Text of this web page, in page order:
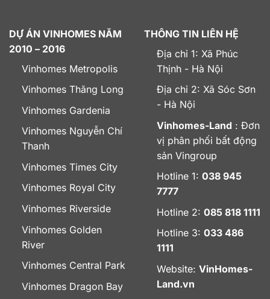
DỰ ÁN VINHOMES NĂM
2010 – 2016
Vinhomes Metropolis
Vinhomes Thăng Long
Vinhomes Gardenia
Vinhomes Nguyễn Chí
Thanh
Vinhomes Times City
Vinhomes Royal City
Vinhomes Riverside
Vinhomes Golden
River
Vinhomes Central Park
Vinhomes Dragon Bay
THÔNG TIN LIÊN HỆ
Địa chỉ 1: Xã Phúc
Thịnh - Hà Nội
Địa chỉ 2: Xã Sóc Sơn
- Hà Nội
Vinhomes-Land : Đơn
vị phân phối bất động
sản Vingroup
Hotline 1: 038 945
7777
Hotline 2: 085 818 1111
Hotline 3: 033 486
1111
Website: VinHomes-
Land.vn